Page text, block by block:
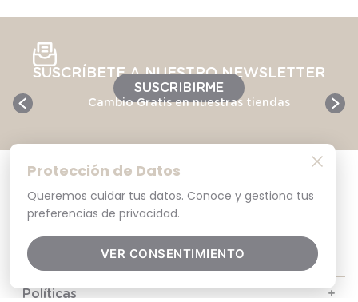
Protección de Datos
Queremos cuidar tus datos. Conoce y gestiona tus
preferencias de privacidad.
VER CONSENTIMIENTO
SUSCRÍBETE A NUESTRO NEWSLETTER
SUSCRIBIRME
Cambio Gratis en nuestras tiendas
Ayuda
Políticas +